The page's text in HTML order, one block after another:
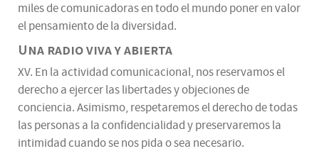
miles de comunicadoras en todo el mundo poner en valor
el pensamiento de la diversidad.
Una radio viva y abierta
XV. En la actividad comunicacional, nos reservamos el
derecho a ejercer las libertades y objeciones de
conciencia. Asimismo, respetaremos el derecho de todas
las personas a la confidencialidad y preservaremos la
intimidad cuando se nos pida o sea necesario.